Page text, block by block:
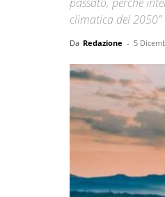
climatica del 2050”
Da Redazione - 5